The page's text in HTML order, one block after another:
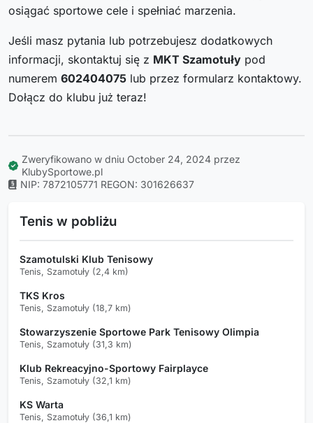
osiągać sportowe cele i spełniać marzenia.
Jeśli masz pytania lub potrzebujesz dodatkowych
informacji, skontaktuj się z MKT Szamotuły pod
numerem 602404075 lub przez formularz kontaktowy.
Dołącz do klubu już teraz!
Zweryfikowano w dniu October 24, 2024 przez
KlubySportowe.pl
NIP: 7872105771 REGON: 301626637
Tenis w pobliżu
Szamotulski Klub Tenisowy
Tenis, Szamotuły (2,4 km)
TKS Kros
Tenis, Szamotuły (18,7 km)
Stowarzyszenie Sportowe Park Tenisowy Olimpia
Tenis, Szamotuły (31,3 km)
Klub Rekreacyjno-Sportowy Fairplayce
Tenis, Szamotuły (32,1 km)
KS Warta
Tenis, Szamotuły (36,1 km)